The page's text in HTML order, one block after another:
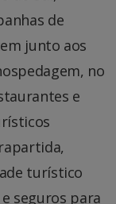
de
junto aos
no
e
turístico
seguros para